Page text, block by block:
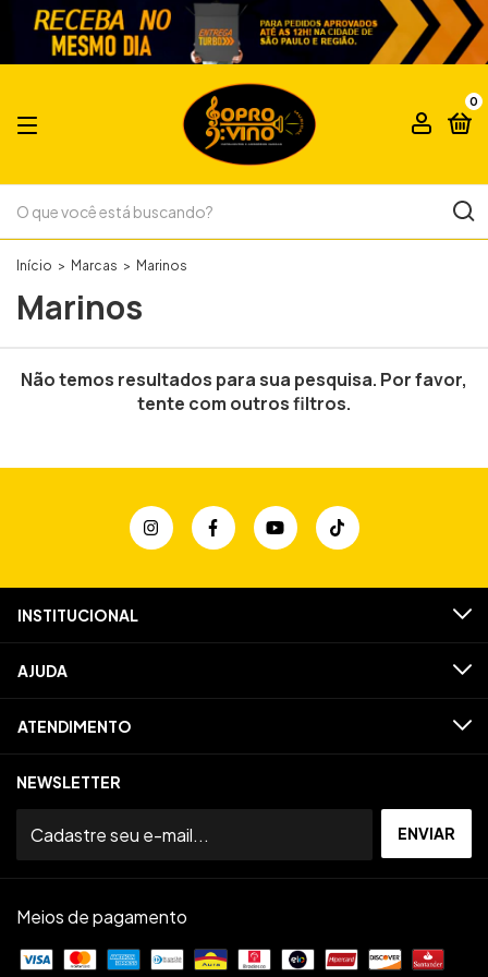
0
Início > Marcas > Marinos
Marinos
Não temos resultados para sua pesquisa. Por favor,
tente com outros filtros.
INSTITUCIONAL
AJUDA
ATENDIMENTO
NEWSLETTER
Meios de pagamento